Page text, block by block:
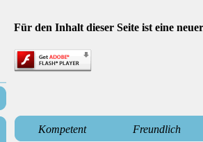
Für den Inhalt dieser Seite ist eine
Kompetent Freundlich